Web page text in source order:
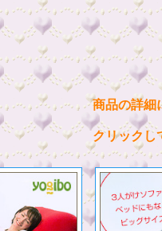
商品の詳細
クリックし